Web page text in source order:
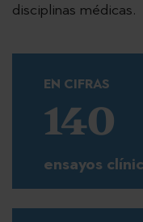
disciplinas médicas.
EN CIFRAS
140
ensayos